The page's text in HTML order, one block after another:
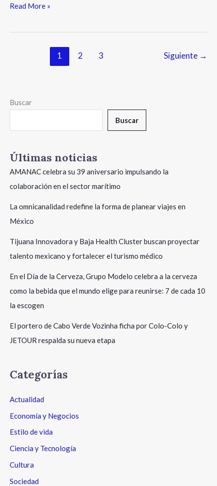
Read More »
1 2 3 Siguiente →
Buscar
Buscar
Últimas noticias
AMANAC celebra su 39 aniversario impulsando la
colaboración en el sector marítimo
La omnicanalidad redefine la forma de planear viajes en
México
Tijuana Innovadora y Baja Health Cluster buscan proyectar
talento mexicano y fortalecer el turismo médico
En el Día de la Cerveza, Grupo Modelo celebra a la cerveza
como la bebida que el mundo elige para reunirse: 7 de cada 10
la escogen
El portero de Cabo Verde Vozinha ficha por Colo-Colo y
JETOUR respalda su nueva etapa
Categorías
Actualidad
Economía y Negocios
Estilo de vida
Ciencia y Tecnología
Cultura
Sociedad